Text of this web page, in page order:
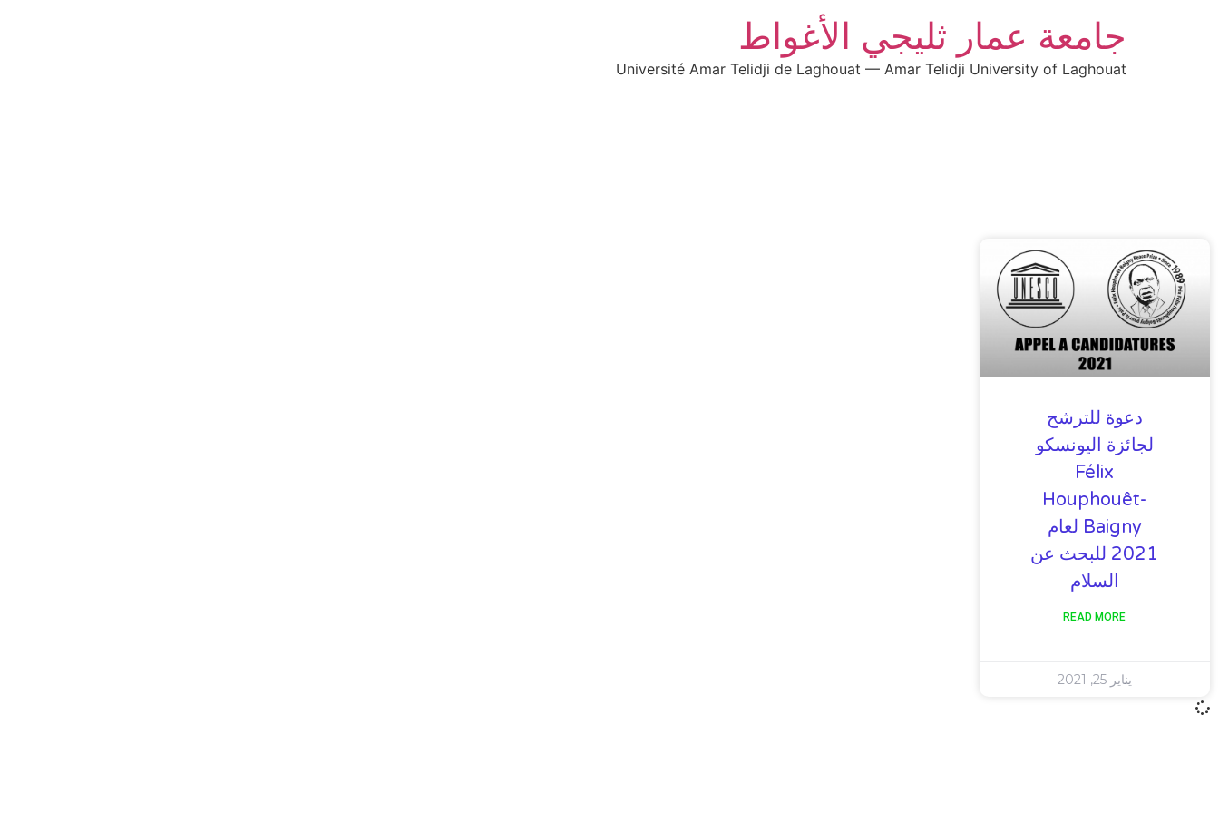
جامعة عمار ثليجي الأغواط
Université Amar Telidji de Laghouat — Amar Telidji University of Laghouat
دعوة للترشح
لجائزة اليونسكو
Félix
Houphouêt-
Baigny لعام
2021 للبحث عن
السلام
READ MORE
يناير 25, 2021